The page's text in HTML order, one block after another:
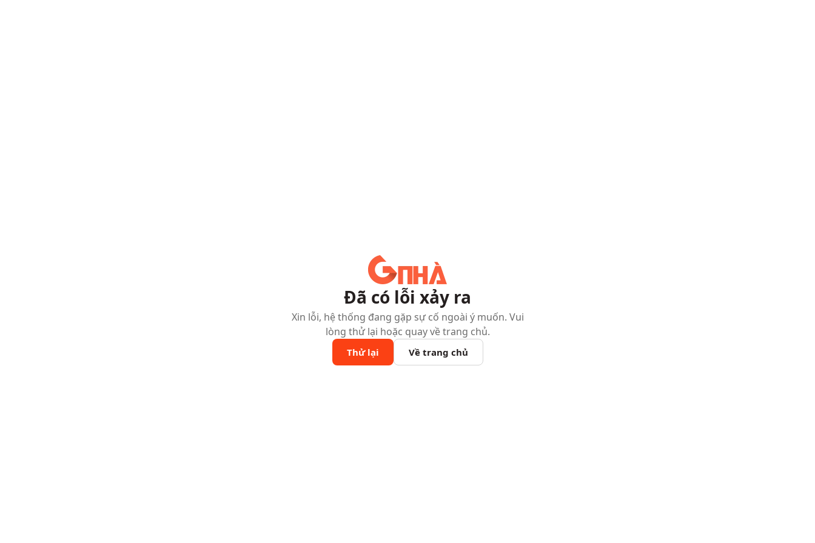
Đã có lỗi xảy ra
Xin lỗi, hệ thống đang gặp sự cố ngoài ý muốn. Vui
lòng thử lại hoặc quay về trang chủ.
Thử lại Về trang chủ